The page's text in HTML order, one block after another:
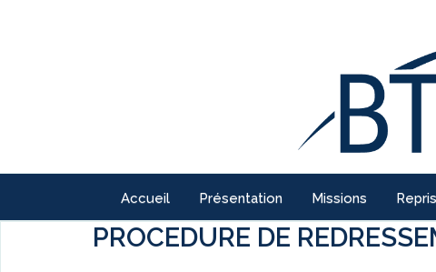
Accueil Présentation Missions
PROCEDURE DE